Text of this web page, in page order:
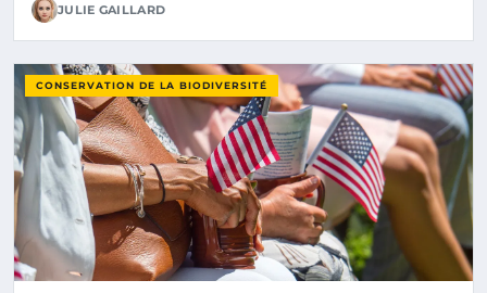
JULIE GAILLARD
CONSERVATION DE LA BIODIVERSITÉ